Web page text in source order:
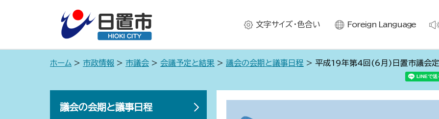
文字サイズ・色合い Foreign Language
ホーム > 市政情報 > 市議会 > 会議予定と結果 > 議会の会期と議事日程 > 平成19年第4回(6月)日置市議会
議会の会期と議事日程